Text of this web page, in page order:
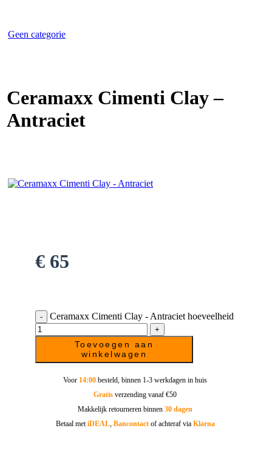
Geen categorie
Ceramaxx Cimenti Clay –
Antraciet
€ 65
Ceramaxx Cimenti Clay - Antraciet hoeveelheid
Toevoegen aan
winkelwagen
Voor 14:00 besteld, binnen 1-3 werkdagen in huis
Gratis verzending vanaf €50
Makkelijk retourneren binnen 30 dagen
Betaal metiDEAL, Bancontact of achteraf via Klarna